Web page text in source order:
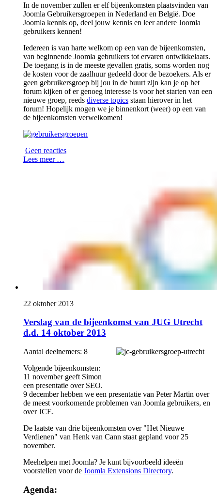
In de november zullen er elf bijeenkomsten plaatsvinden van
Joomla Gebruikersgroepen in Nederland en België. Doe
Joomla kennis op, deel jouw kennis en leer andere Joomla
gebruikers kennen!
Iedereen is van harte welkom op een van de bijeenkomsten,
van beginnende Joomla gebruikers tot ervaren ontwikkelaars.
De toegang is in de meeste gevallen gratis, soms worden nog
de kosten voor de zaalhuur gedeeld door de bezoekers. Als er
geen gebruikersgroep bij jou in de buurt zijn kan je op het
forum kijken of er genoeg interesse is voor het starten van een
nieuwe groep, reeds diverse topics staan hierover in het
forum! Hopelijk mogen we je binnenkort (weer) op een van
de bijeenkomsten verwelkomen!
Geen reacties
Lees meer …
22 oktober 2013
Verslag van de bijeenkomst van JUG Utrecht
d.d. 14 oktober 2013
Aantal deelnemers: 8
Volgende bijeenkomsten:
11 november geeft Simon
een presentatie over SEO.
9 december hebben we een presentatie van Peter Martin over
de meest voorkomende problemen van Joomla gebruikers, en
over JCE.
De laatste van drie bijeenkomsten over "Het Nieuwe
Verdienen" van Henk van Cann staat gepland voor 25
november.
Meehelpen met Joomla? Je kunt bijvoorbeeld ideeën
voorstellen voor de Joomla Extensions Directory.
Agenda: